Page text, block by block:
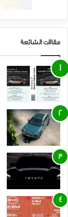
مقالات الشائعة